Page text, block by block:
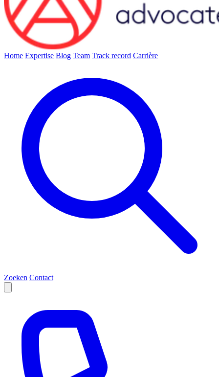
Home Expertise Blog Team Track record Carrière
Zoeken Contact